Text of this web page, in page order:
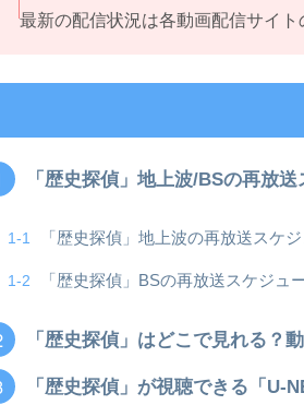
最新の配信状況は各動画配信サイ
「歴史探偵」地上波/BSの再放
「歴史探偵」地上波の再放送スケ
「歴史探偵」BSの再放送スケジュ
「歴史探偵」はどこで見れる？
「歴史探偵」が視聴できる「U-